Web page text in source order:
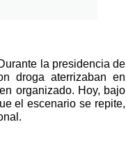
la presidencia de
droga aterrizaban en
organizado. Hoy, bajo
el escenario se repite,